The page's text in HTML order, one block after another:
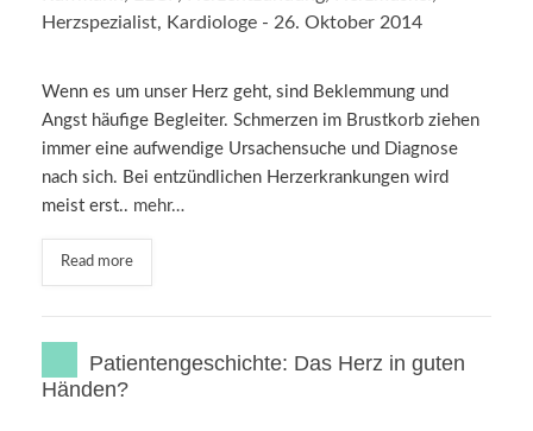
Herzspezialist, Kardiologe - 26. Oktober 2014
Wenn es um unser Herz geht, sind Beklemmung und
Angst häufige Begleiter. Schmerzen im Brustkorb ziehen
immer eine aufwendige Ursachensuche und Diagnose
nach sich. Bei entzündlichen Herzerkrankungen wird
meist erst.. mehr…
Read more
Patientengeschichte: Das Herz in guten
Händen?